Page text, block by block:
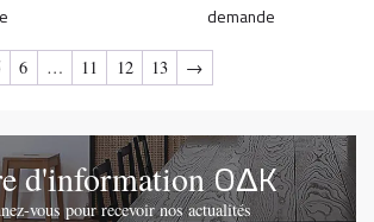
demande
6 … 11 12 13 →
d'informationOΔK
vous pour recevoir nos actualités